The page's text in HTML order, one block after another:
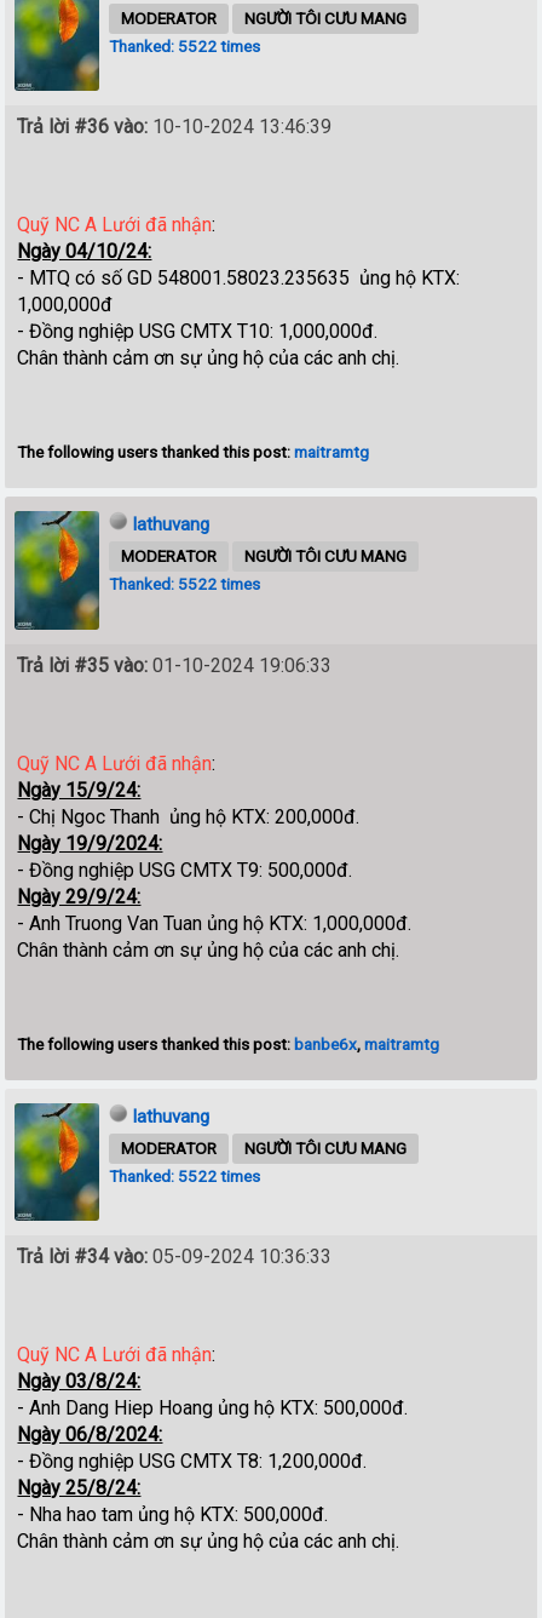
MODERATOR
NGƯỜI TÔI CƯU MANG
Thanked: 5522 times
Trả lời #36 vào: 10-10-2024 13:46:39
Quỹ NC A Lưới đã nhận:
Ngày 04/10/24:
- MTQ có số GD 548001.58023.235635 ủng hộ KTX:
1,000,000đ
- Đồng nghiệp USG CMTX T10: 1,000,000đ.
Chân thành cảm ơn sự ủng hộ của các anh chị.
The following users thanked this post:maitramtg
lathuvang
MODERATOR
NGƯỜI TÔI CƯU MANG
Thanked: 5522 times
Trả lời #35 vào: 01-10-2024 19:06:33
Quỹ NC A Lưới đã nhận:
Ngày 15/9/24:
- Chị Ngoc Thanh ủng hộ KTX: 200,000đ.
Ngày 19/9/2024:
- Đồng nghiệp USG CMTX T9: 500,000đ.
Ngày 29/9/24:
- Anh Truong Van Tuan ủng hộ KTX: 1,000,000đ.
Chân thành cảm ơn sự ủng hộ của các anh chị.
The following users thanked this post:banbe6x,maitramtg
lathuvang
MODERATOR
NGƯỜI TÔI CƯU MANG
Thanked: 5522 times
Trả lời #34 vào: 05-09-2024 10:36:33
Quỹ NC A Lưới đã nhận:
Ngày 03/8/24:
- Anh Dang Hiep Hoang ủng hộ KTX: 500,000đ.
Ngày 06/8/2024:
- Đồng nghiệp USG CMTX T8: 1,200,000đ.
Ngày 25/8/24:
- Nha hao tam ủng hộ KTX: 500,000đ.
Chân thành cảm ơn sự ủng hộ của các anh chị.